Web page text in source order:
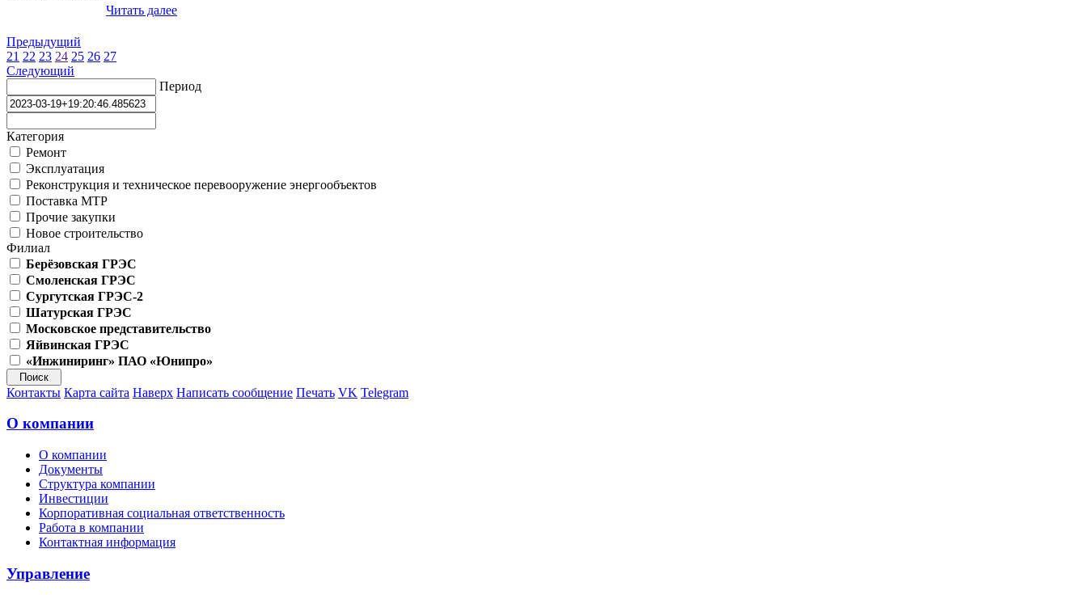
Читать далее
Предыдущий
21 22 23 24 25 26 27
Следующий
Период
Категория
Ремонт
Эксплуатация
Реконструкция и техническое перевооружение энергообъектов
Поставка МТР
Прочие закупки
Новое строительство
Филиал
Берёзовская ГРЭС
Смоленская ГРЭС
Сургутская ГРЭС-2
Шатурская ГРЭС
Московское представительство
Яйвинская ГРЭС
«Инжиниринг» ПАО «Юнипро»
Контакты Карта сайта Наверх Написать сообщение Печать VK Telegram
О компании
О компании
Документы
Структура компании
Инвестиции
Корпоративная социальная ответственность
Работа в компании
Контактная информация
Управление